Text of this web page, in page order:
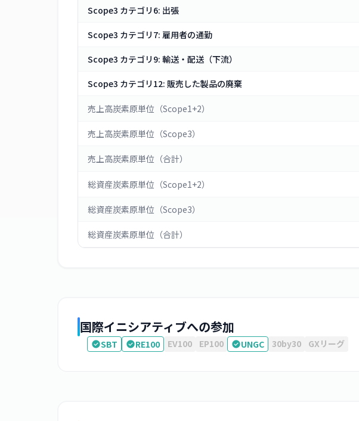
Scope3 カテゴリ6: 出張
Scope3 カテゴリ7: 雇用者の通勤
Scope3 カテゴリ9: 輸送・配送（下流）
Scope3 カテゴリ12: 販売した製品の廃棄
売上高炭素原単位（Scope1+2）
売上高炭素原単位（Scope3）
売上高炭素原単位（合計）
総資産炭素原単位（Scope1+2）
総資産炭素原単位（Scope3）
総資産炭素原単位（合計）
国際イニシアティブへの参加
SBT RE100 EV100 EP100 UNGC 30by30 GXリーグ